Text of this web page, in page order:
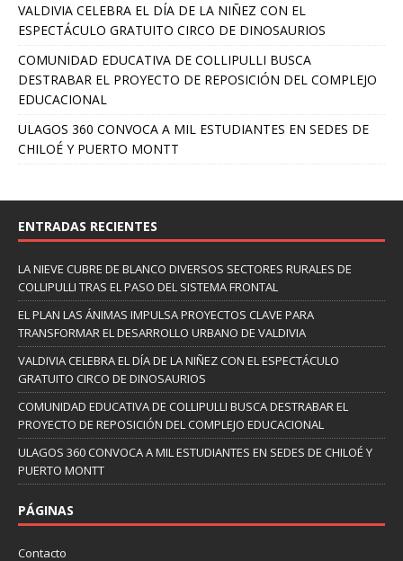
VALDIVIA CELEBRA EL DÍA DE LA NIÑEZ CON EL
ESPECTÁCULO GRATUITO CIRCO DE DINOSAURIOS
COMUNIDAD EDUCATIVA DE COLLIPULLI BUSCA
DESTRABAR EL PROYECTO DE REPOSICIÓN DEL COMPLEJO
EDUCACIONAL
ULAGOS 360 CONVOCA A MIL ESTUDIANTES EN SEDES DE
CHILOÉ Y PUERTO MONTT
ENTRADAS RECIENTES
LA NIEVE CUBRE DE BLANCO DIVERSOS SECTORES RURALES DE
COLLIPULLI TRAS EL PASO DEL SISTEMA FRONTAL
EL PLAN LAS ÁNIMAS IMPULSA PROYECTOS CLAVE PARA
TRANSFORMAR EL DESARROLLO URBANO DE VALDIVIA
VALDIVIA CELEBRA EL DÍA DE LA NIÑEZ CON EL ESPECTÁCULO
GRATUITO CIRCO DE DINOSAURIOS
COMUNIDAD EDUCATIVA DE COLLIPULLI BUSCA DESTRABAR EL
PROYECTO DE REPOSICIÓN DEL COMPLEJO EDUCACIONAL
ULAGOS 360 CONVOCA A MIL ESTUDIANTES EN SEDES DE CHILOÉ Y
PUERTO MONTT
PÁGINAS
Contacto